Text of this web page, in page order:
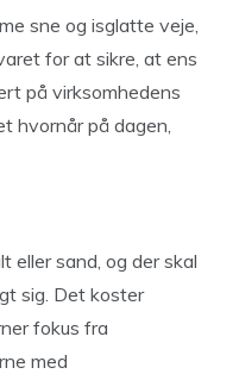
sne og isglatte veje,
for at sikre, at ens
på virksomhedens
hvornår på dagen,
eller sand, og der skal
sig. Det koster
fokus fra
med